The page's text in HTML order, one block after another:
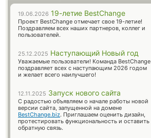
19.06.2026 19-летие BestChange
Проект BestChange отмечает свое 19-летие!
Поздравляем всех наших партнеров, коллег и
пользователей.
25.12.2025 Наступающий Новый год
Уважаемые пользователи! Команда BestChange
поздравляет всех с наступающим 2026 годом
и желает всего наилучшего!
12.11.2025 Запуск нового сайта
С радостью объявляем о начале работы новой
версии сайта, запущенной на домене
BestChange.biz. Приглашаем оценить дизайн,
протестировать функциональность и оставить
обратную связь.